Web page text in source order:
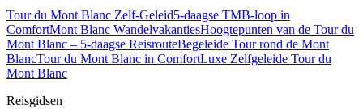
Tour du Mont Blanc Zelf-Geleid5-daagse TMB-loop in
ComfortMont Blanc WandelvakantiesHoogtepunten van de Tour du
Mont Blanc – 5-daagse ReisrouteBegeleide Tour rond de Mont
BlancTour du Mont Blanc in ComfortLuxe Zelfgeleide Tour du
Mont Blanc
Reisgidsen